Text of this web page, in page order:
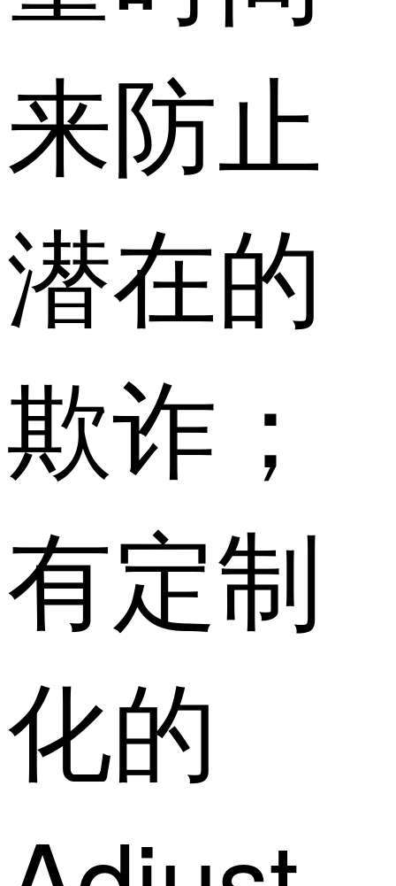
来防止
潜在的
欺诈；
有定制
化的